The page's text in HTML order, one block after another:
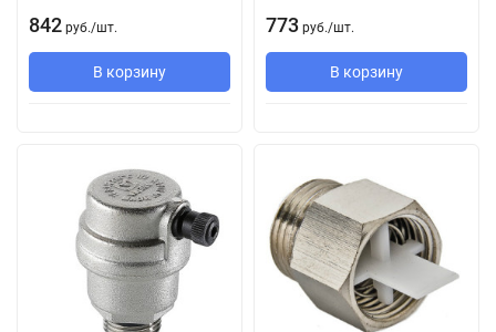
842 руб./шт.
В корзину
773 руб./шт.
В корзину